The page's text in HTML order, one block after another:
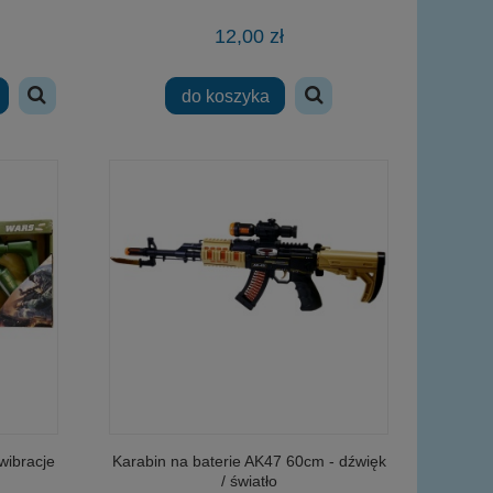
12,00 zł
do koszyka
Karabin na baterie AK47 60cm - dźwięk
/ światło